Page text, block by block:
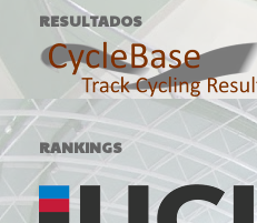
RESULTADOS
RANKINGS